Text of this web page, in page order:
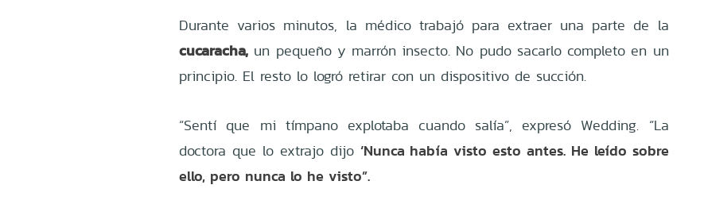
Durante varios minutos, la médico trabajó para extraer una parte de la
cucaracha, un pequeño y marrón insecto. No pudo sacarlo completo en un
principio. El resto lo logró retirar con un dispositivo de succión.
“Sentí que mi tímpano explotaba cuando salía”, expresó Wedding. “La
doctora que lo extrajo dijo ‘Nunca había visto esto antes. He leído sobre
ello, pero nunca lo he visto”.